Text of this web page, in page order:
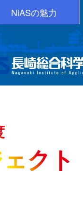
クト
NiASの魅力